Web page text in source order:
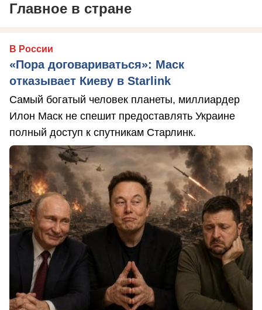
Главное в стране
В России
«Пора договариваться»: Маск
отказывает Киеву в Starlink
Самый богатый человек планеты, миллиардер
Илон Маск не спешит предоставлять Украине
полный доступ к спутникам Старлинк.